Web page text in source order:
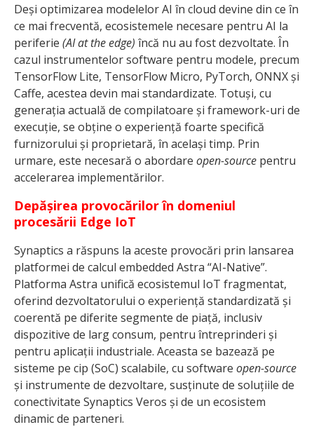
Deși optimizarea modelelor AI în cloud devine din ce în
ce mai frecventă, ecosistemele necesare pentru AI la
periferie (AI at the edge) încă nu au fost dezvoltate. În
cazul instrumentelor software pentru modele, precum
TensorFlow Lite, TensorFlow Micro, PyTorch, ONNX și
Caffe, acestea devin mai standardizate. Totuși, cu
generația actuală de compilatoare și framework-uri de
execuție, se obține o experiență foarte specifică
furnizorului și proprietară, în același timp. Prin
urmare, este necesară o abordare open-source pentru
accelerarea implementărilor.
Depășirea provocărilor în domeniul
procesării Edge IoT
Synaptics a răspuns la aceste provocări prin lansarea
platformei de calcul embedded Astra “AI-Native”.
Platforma Astra unifică ecosistemul IoT fragmentat,
oferind dezvoltatorului o experiență standardizată și
coerentă pe diferite segmente de piață, inclusiv
dispozitive de larg consum, pentru întreprinderi și
pentru aplicații industriale. Aceasta se bazează pe
sisteme pe cip (SoC) scalabile, cu software open-source
și instrumente de dezvoltare, susținute de soluțiile de
conectivitate Synaptics Veros și de un ecosistem
dinamic de parteneri.